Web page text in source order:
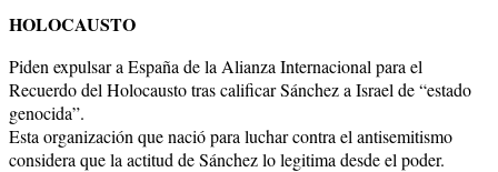
HOLOCAUSTO
Piden expulsar a España de la Alianza Internacional para el
Recuerdo del Holocausto tras calificar Sánchez a Israel de “estado
genocida”.
Esta organización que nació para luchar contra el antisemitismo
considera que la actitud de Sánchez lo legitima desde el poder.